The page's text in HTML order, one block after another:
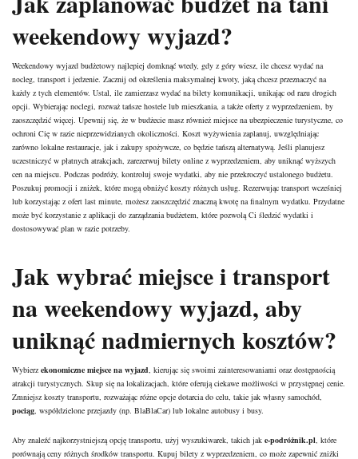
weekendowy wyjazd?
Weekendowy wyjazd budżetowy najlepiej domknąć wtedy, gdy z góry wiesz, ile chcesz wydać na
nocleg, transport i jedzenie. Zacznij od określenia maksymalnej kwoty, jaką chcesz przeznaczyć na
każdy z tych elementów. Ustal, ile zamierzasz wydać na bilety komunikacji, unikając od razu drogich
opcji. Wybierając noclegi, rozważ tańsze hostele lub mieszkania, a także oferty z wyprzedzeniem, by
zaoszczędzić więcej. Upewnij się, że w budżecie masz również miejsce na ubezpieczenie turystyczne, co
ochroni Cię w razie nieprzewidzianych okoliczności. Koszt wyżywienia zaplanuj, uwzględniając
zarówno lokalne restauracje, jak i zakupy spożywcze, co będzie tańszą alternatywą. Jeśli planujesz
uczestniczyć w płatnych atrakcjach, zarezerwuj bilety online z wyprzedzeniem, aby uniknąć wyższych
cen na miejscu. Podczas podróży, kontroluj swoje wydatki, aby nie przekroczyć ustalonego budżetu.
Poszukuj promocji i zniżek, które mogą obniżyć koszty różnych usług. Rezerwując transport wcześniej
lub korzystając z ofert last minute, możesz zaoszczędzić znaczną kwotę na finalnym wydatku. Przydatne
może być korzystanie z aplikacji do zarządzania budżetem, które pozwolą Ci śledzić wydatki i
dostosowywać plan w razie potrzeby.
Jak wybrać miejsce i transport
na weekendowy wyjazd, aby
uniknąć nadmiernych kosztów?
Wybierz ekonomiczne miejsce na wyjazd , kierując się swoimi zainteresowaniami oraz dostępnością
atrakcji turystycznych. Skup się na lokalizacjach, które oferują ciekawe możliwości w przystępnej cenie.
Zmniejsz koszty transportu, rozważając różne opcje dotarcia do celu, takie jak własny samochód,
pociąg , współdzielone przejazdy (np. BlaBlaCar) lub lokalne autobusy i busy.
Aby znaleźć najkorzystniejszą opcję transportu, użyj wyszukiwarek, takich jak e-podróżnik.pl , które
porównają ceny różnych środków transportu. Kupuj bilety z wyprzedzeniem, co może zapewnić zniżki